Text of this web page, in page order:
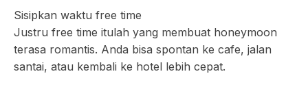
Sisipkan waktu free time
Justru free time itulah yang membuat honeymoon
terasa romantis. Anda bisa spontan ke cafe, jalan
santai, atau kembali ke hotel lebih cepat.